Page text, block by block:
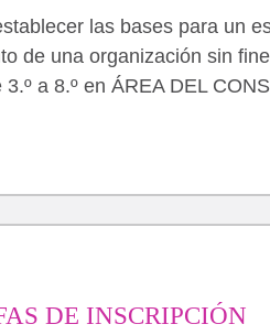
las bases para un
de una organización sin
a 8.º en ÁREA DEL
DE INSCRIPCIÓN